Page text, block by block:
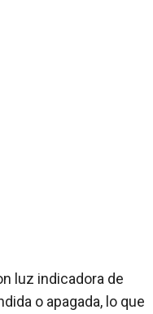
luz indicadora de
o apagada, lo que